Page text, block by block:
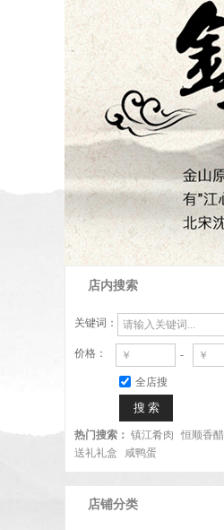
店内搜索
关键词：
价格： -
全店搜
搜 索
热门搜索： 镇江肴肉 恒顺香醋
送礼礼盒
咸鸭蛋
店铺分类